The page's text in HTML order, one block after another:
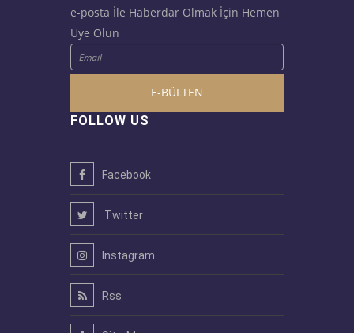
e-posta İle Haberdar Olmak İçin Hemen
Üye Olun
E-BÜLTEN
FOLLOW US
Facebook
Twitter
Instagram
Rss